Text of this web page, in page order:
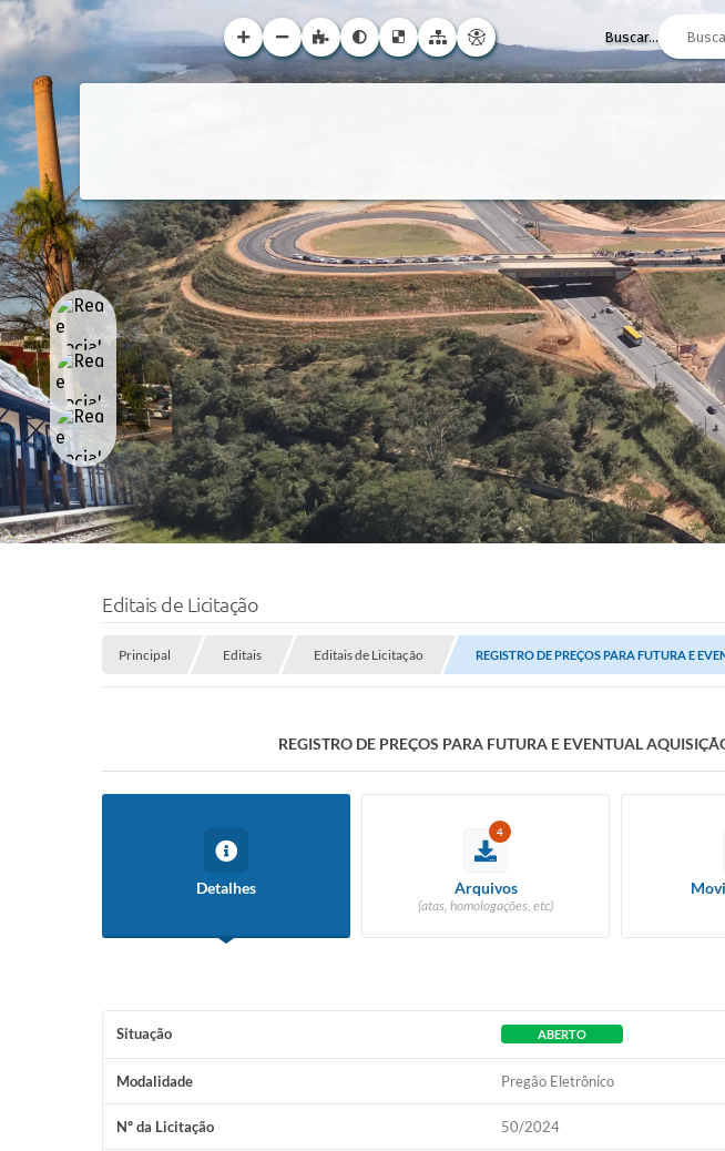
Buscar...
Editais de Licitação
Principal Editais Editais de Licitação REGISTRO DE PREÇOS PARA FUTURA E
REGISTRO DE PREÇOS PARA FUTURA E EVENTUAL
Detalhes
4
Arquivos
(atas, homologações, etc)
Situação ABERTO
Modalidade Pregão Eletrônico
Nº da Licitação 50/2024